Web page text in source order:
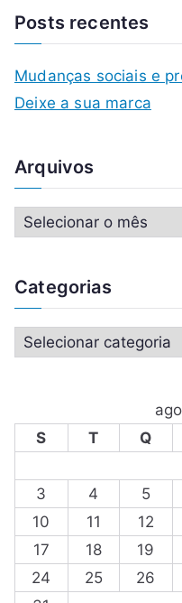
Posts recentes
Mudanças sociais e
Deixe a sua marca
Arquivos
Categorias
S
T Q
3
4 5
10
11 12
17
18 19
24
25 26